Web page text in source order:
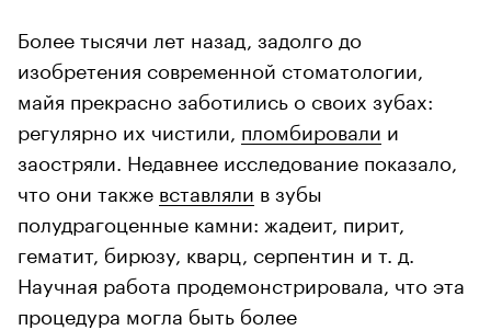
Более тысячи лет назад, задолго до
изобретения современной стоматологии,
майя прекрасно заботились о своих зубах:
регулярно их чистили, пломбировали и
заостряли. Недавнее исследование показало,
что они также вставляли в зубы
полудрагоценные камни: жадеит, пирит,
гематит, бирюзу, кварц, серпентин и т. д.
Научная работа продемонстрировала, что эта
процедура могла быть более